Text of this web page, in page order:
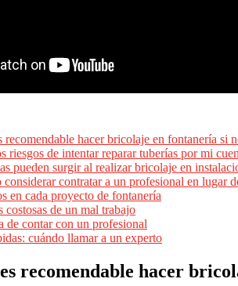
recomendable hacer bricolaje en fontanería si
riesgos de intentar reparar tuberías por mi
pueden surgir al realizar bricolaje en
considerar contratar a un profesional en lugar
en cada proyecto de fontanería
costosas de un mal trabajo
de contar con un profesional
cuándo llamar a un experto
recomendable hacer